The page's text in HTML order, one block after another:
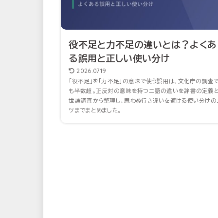
役不足と力不足の違いとは？よくあ
る誤用と正しい使い分け
2026.07.19
「役不足」を「力不足」の意味で使う誤用は、文化庁の調査
も半数超。正反対の意味を持つ二語の違いを辞書の定義と
世論調査から整理し、思わぬ行き違いを避ける使い分けの
ツまでまとめました。